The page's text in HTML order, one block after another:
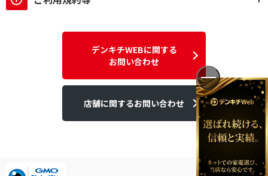
デンキチWEBに関する
お問い合わせ
店舗に関するお問い合わせ